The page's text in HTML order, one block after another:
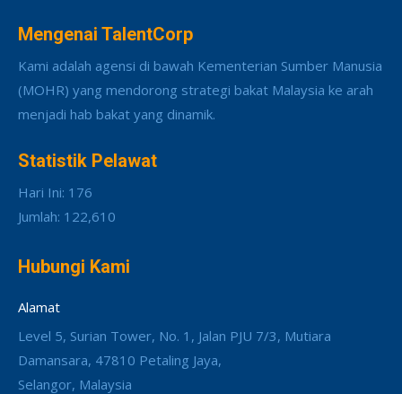
Mengenai TalentCorp
Kami adalah agensi di bawah Kementerian Sumber Manusia
(MOHR) yang mendorong strategi bakat Malaysia ke arah
menjadi hab bakat yang dinamik.
Statistik Pelawat
Hari Ini: 176
Jumlah: 122,610
Hubungi Kami
Alamat
Level 5, Surian Tower, No. 1, Jalan PJU 7/3, Mutiara
Damansara, 47810 Petaling Jaya,
Selangor, Malaysia